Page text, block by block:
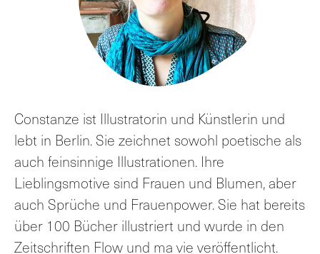
Constanze ist Illustratorin und Künstlerin und
lebt in Berlin. Sie zeichnet sowohl poetische als
auch feinsinnige Illustrationen. Ihre
Lieblingsmotive sind Frauen und Blumen, aber
auch Sprüche und Frauenpower. Sie hat bereits
über 100 Bücher illustriert und wurde in den
Zeitschriften Flow und ma vie veröffentlicht.